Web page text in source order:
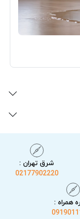
شرق تهران :
02177902220
همراه :